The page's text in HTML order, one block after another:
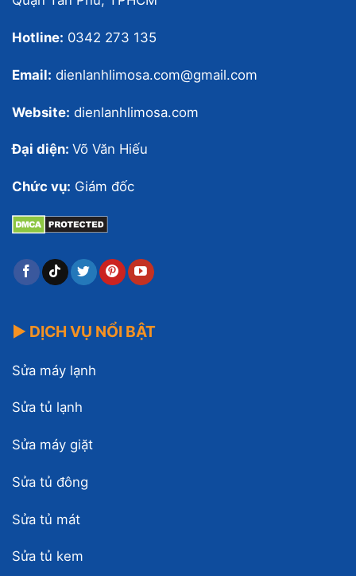
Hotline: 0342 273 135
Email: dienlanhlimosa.com@gmail.com
Website: dienlanhlimosa.com
Đại diện: Võ Văn Hiếu
Chức vụ: Giám đốc
▶ DỊCH VỤ NỔI BẬT
Sửa máy lạnh
Sửa tủ lạnh
Sửa máy giặt
Sửa tủ đông
Sửa tủ mát
Sửa tủ kem